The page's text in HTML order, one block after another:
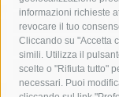
informazioni richieste
revocare il tuo
Cliccando su "Accetta
simili. Utilizza il
scelte o "Rifiuta tutto"
necessari. Puoi
protezione civile
sindaco cuomo
turismo
Vico